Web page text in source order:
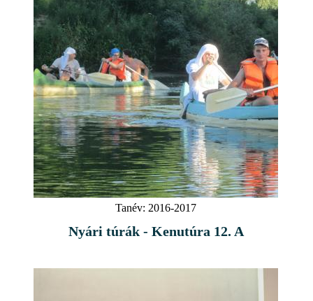
Tanév: 2016-2017
Nyári túrák - Kenutúra 12. A